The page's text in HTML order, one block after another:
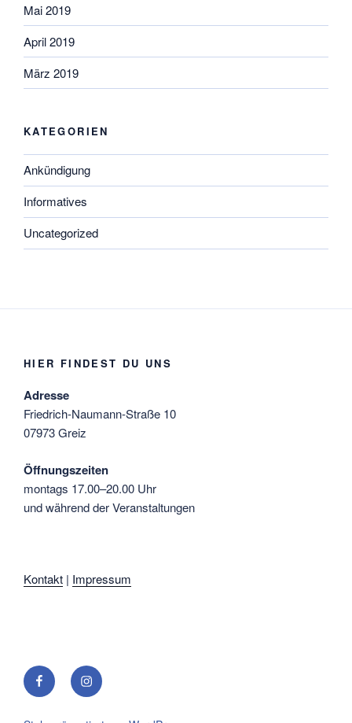
Mai 2019
April 2019
März 2019
KATEGORIEN
Ankündigung
Informatives
Uncategorized
HIER FINDEST DU UNS
Adresse
Friedrich-Naumann-Straße 10
07973 Greiz
Öffnungszeiten
montags 17.00–20.00 Uhr
und während der Veranstaltungen
Kontakt | Impressum
FacebookInstagram